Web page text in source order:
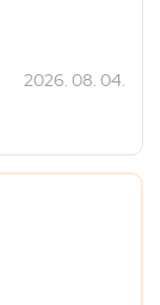
2026. 08. 04.